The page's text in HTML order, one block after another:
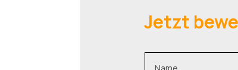
Jetzt